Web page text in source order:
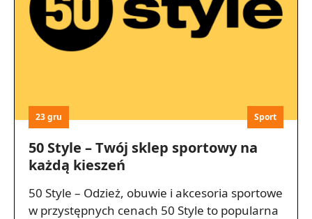
23 gru Sport
50 Style – Twój sklep sportowy na
każdą kieszeń
50 Style – Odzież, obuwie i akcesoria sportowe
w przystępnych cenach 50 Style to popularna